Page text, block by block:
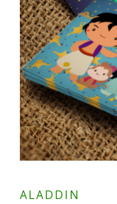
ALADDIN